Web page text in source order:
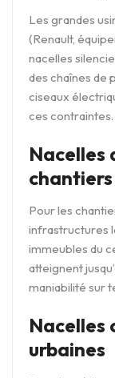
Les grandes
(Renault,
nacelles
des chaînes de
ciseaux
ces contraintes.
Nacelles
Pour les
infrastructures
immeubles du
atteignent
maniabilité sur
Nacelles
urbaines